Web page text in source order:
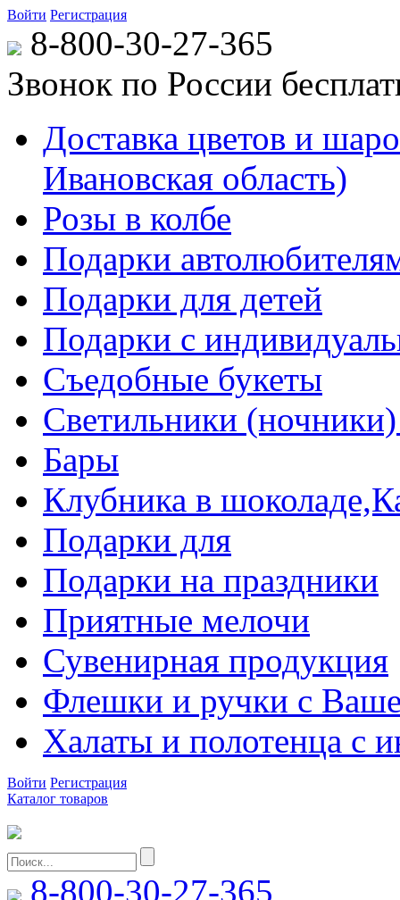
Войти Регистрация
8-800-30-27-365
Звонок по России
Доставка цветов и
Ивановская область)
Розы в колбе
Подарки
Подарки для детей
Подарки с
Съедобные букеты
Светильники
Бары
Клубника в
Подарки для
Подарки на праздники
Приятные мелочи
Сувенирная продукция
Флешки и ручки с
Халаты и полотенца с
Войти Регистрация
Каталог товаров
8-800-30-27-365